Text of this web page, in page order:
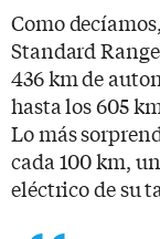
Como
Standard
436 km de
hasta los 605
Lo más
cada 100 km,
eléctrico de su